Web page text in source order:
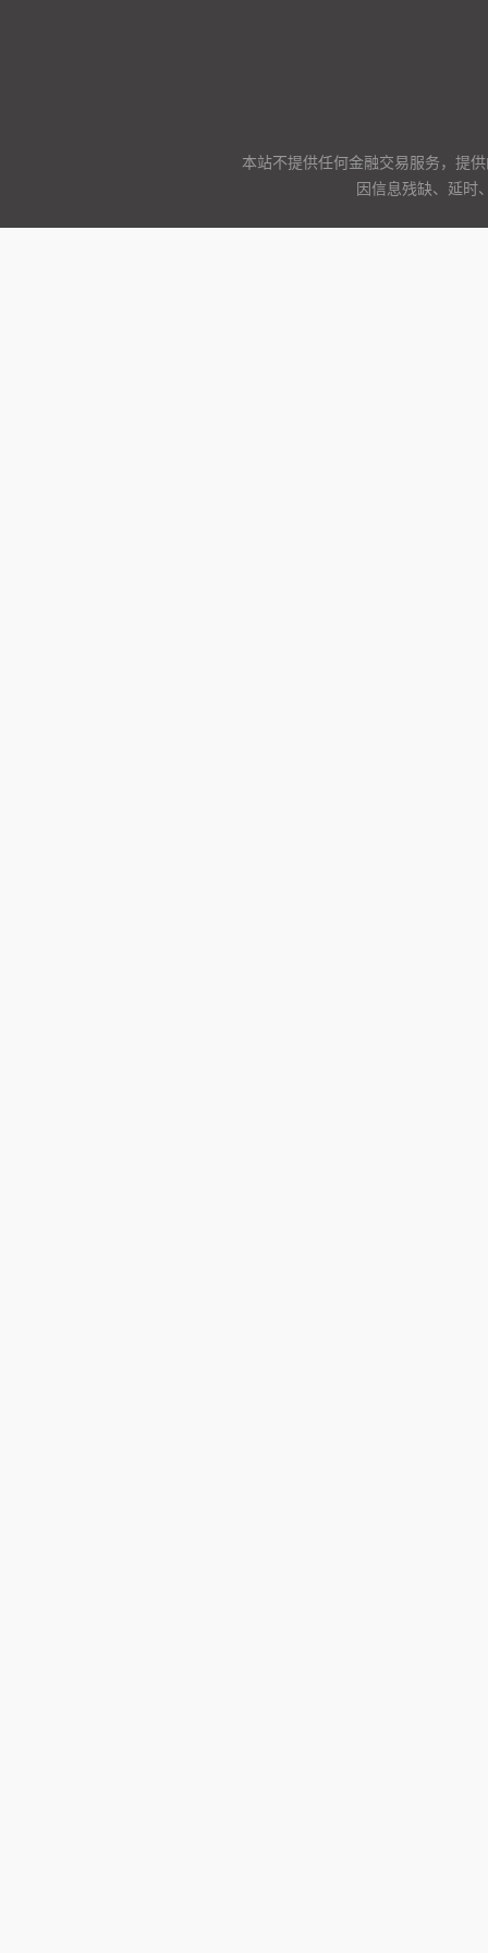
本站不提供任何金融交易服务，提
因信息残缺、延时